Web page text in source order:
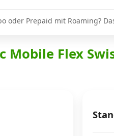
oder Prepaid mit Roaming?
Flex